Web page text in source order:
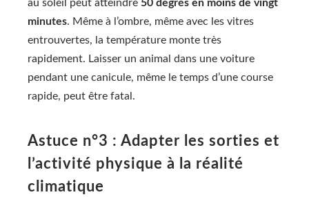
au soleil peut atteindre 50 degrés en moins de vingt
minutes. Même à l’ombre, même avec les vitres
entrouvertes, la température monte très
rapidement. Laisser un animal dans une voiture
pendant une canicule, même le temps d’une course
rapide, peut être fatal.
Astuce n°3 : Adapter les sorties et
l’activité physique à la réalité
climatique